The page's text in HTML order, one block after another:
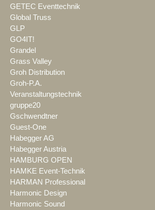
GETEC Eventtechnik
Global Truss
GLP
GO4IT!
Grandel
Grass Valley
Groh Distribution
Groh-P.A.
Veranstaltungstechnik
gruppe20
Gschwendtner
Guest-One
Habegger AG
Habegger Austria
HAMBURG OPEN
HAMKE Event-Technik
HARMAN Professional
Harmonic Design
Harmonic Sound